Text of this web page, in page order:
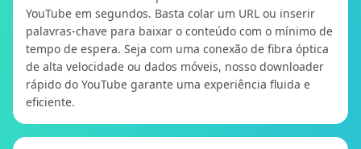
YouTube em segundos. Basta colar um URL ou inserir
palavras-chave para baixar o conteúdo com o mínimo de
tempo de espera. Seja com uma conexão de fibra óptica
de alta velocidade ou dados móveis, nosso downloader
rápido do YouTube garante uma experiência fluida e
eficiente.